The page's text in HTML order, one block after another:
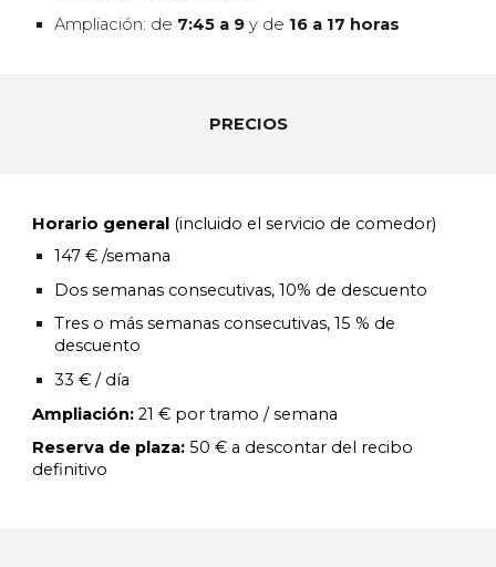
Ampliación: de 7:45 a 9 y de 16 a 17 horas
PRECIOS
Horario general (incluido el servicio de comedor)
147 € /semana
Dos semanas consecutivas, 10% de descuento
Tres o más semanas consecutivas, 15 % de
descuento
33 € / día
Ampliación:21 € por tramo / semana
Reserva de plaza: 50 € a descontar del recibo
definitivo